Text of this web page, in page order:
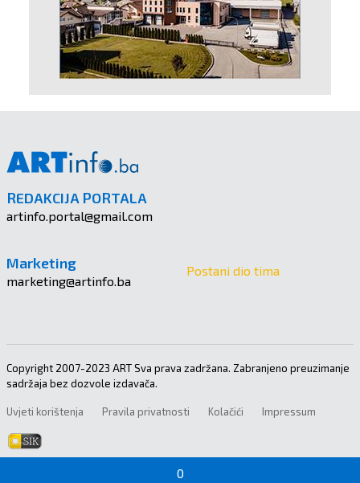
0
REDAKCIJA PORTALA
artinfo.portal@gmail.com
Marketing
marketing@artinfo.ba
Postani dio tima
Copyright 2007-2023 ART Sva prava zadržana. Zabranjeno preuzimanje
sadržaja bez dozvole izdavača.
Uvjeti korištenja Pravila privatnosti Kolačići Impressum